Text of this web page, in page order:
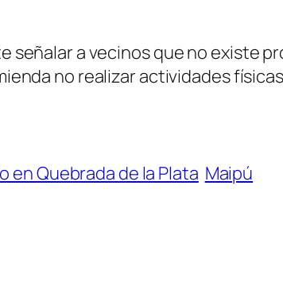
señalar a vecinos que no existe
no realizar actividades
en Quebrada de la Plata Maipú